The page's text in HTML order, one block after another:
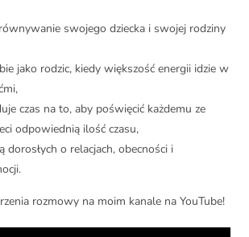
swojego dziecka i swojej rodziny
jako rodzic, kiedy większość energii idzie w
czas na to, aby poświęcić każdemu ze
odpowiednią ilość czasu,
dorosłych o relacjach, obecności i
rozmowy na moim kanale na YouTube!